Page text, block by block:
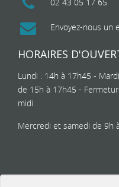
Envoyez-nous un
HORAIRES
Lundi : 14h à 17h45 -
de 15h à 17h45 -
midi
Mercredi et samedi de 9h